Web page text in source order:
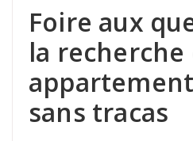
Foire aux
la recherche
sans tracas